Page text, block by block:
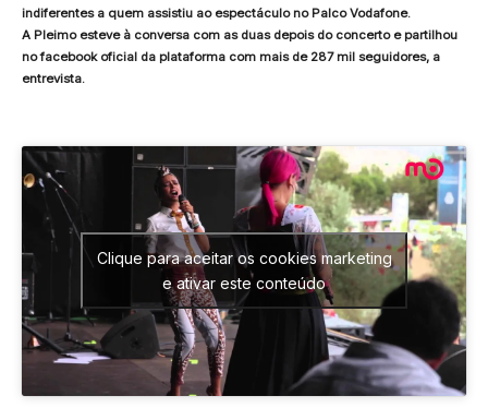
indiferentes a quem assistiu ao espectáculo no Palco Vodafone.
A Pleimo esteve à conversa com as duas depois do concerto e partilhou
no facebook oficial da plataforma com mais de 287 mil seguidores, a
entrevista.
Clique para aceitar os cookies marketing
e ativar este conteúdo